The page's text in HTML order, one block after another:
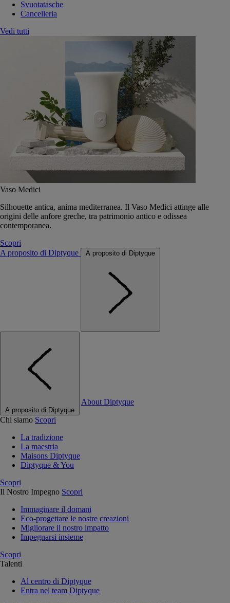
Svuotatasche
Cancelleria
Vedi tutti
Vaso Medici
Silhouette antica, anima mediterranea. Il Vaso Medici attinge alle
origini delle anfore greche, tra patrimonio antico e odissea
contemporanea.
Scopri
A proposito di Diptyque
A proposito di Diptyque
A proposito di Diptyque
About Diptyque
Chi siamo Scopri
La tradizione
La maestria
Maisons Diptyque
Diptyque & You
Scopri
Il Nostro Impegno Scopri
Immaginare il domani
Eco-progettare le nostre creazioni
Migliorare il nostro impatto
Impegnarsi insieme
Scopri
Talenti
Al centro di Diptyque
Entra nel team Diptyque